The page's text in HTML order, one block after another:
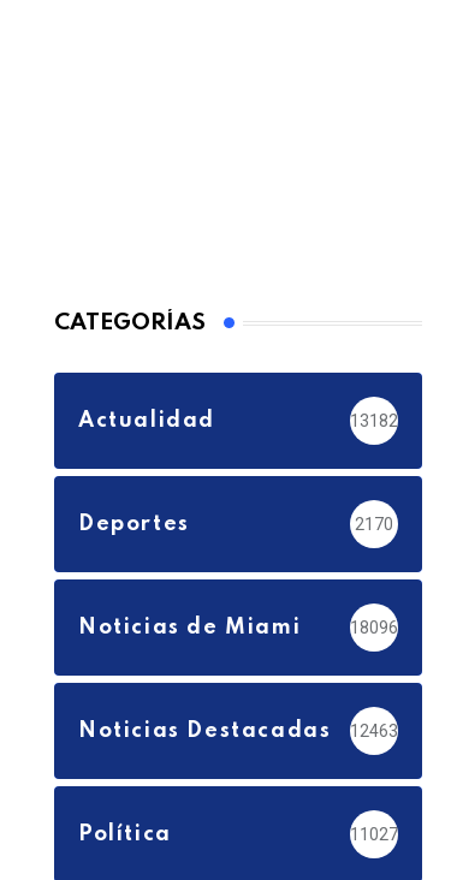
CATEGORÍAS
Actualidad 13182
Deportes 2170
Noticias de Miami 18096
Noticias Destacadas 12463
Política 11027